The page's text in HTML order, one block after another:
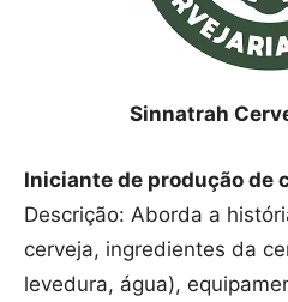
Sinnatrah
Iniciante de produção de
Descrição: Aborda a
cerveja, ingredientes da
levedura, água),